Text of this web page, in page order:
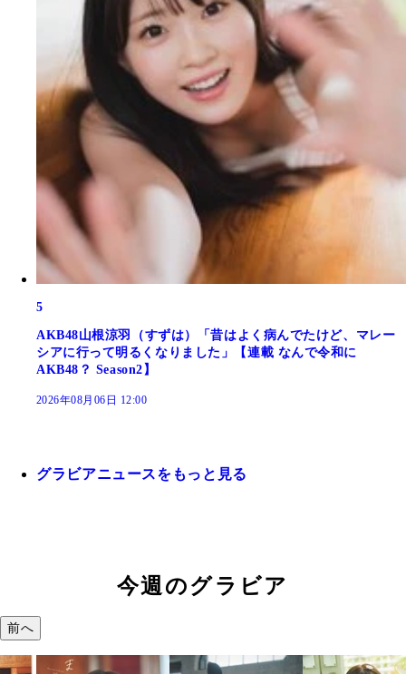
5
AKB48山根涼羽（すずは）「昔はよく病んでたけど、マレー
シアに行って明るくなりました」【連載 なんで令和に
AKB48？ Season2】
2026年08月06日 12:00
グラビアニュースをもっと見る
今週のグラビア
前へ